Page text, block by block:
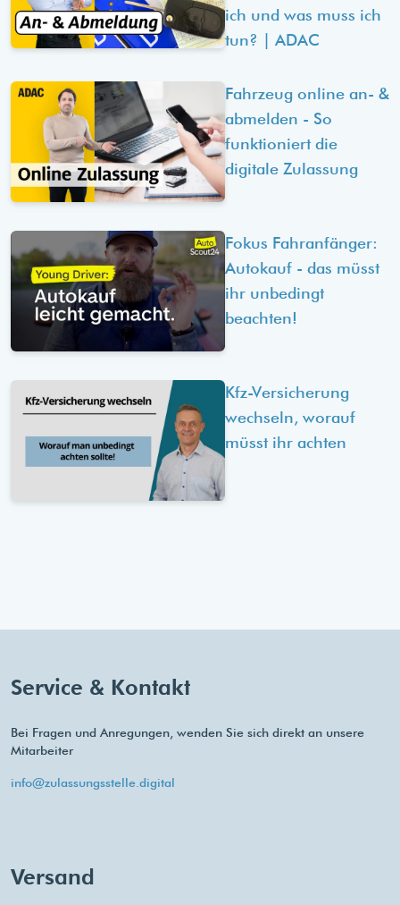
ich und was muss ich
tun? | ADAC
Fahrzeug online an- &
abmelden - So
funktioniert die
digitale Zulassung
Fokus Fahranfänger:
Autokauf - das müsst
ihr unbedingt
beachten!
Kfz-Versicherung
wechseln, worauf
müsst ihr achten
Service & Kontakt
Bei Fragen und Anregungen, wenden Sie sich direkt an unsere
Mitarbeiter
info@zulassungsstelle.digital
Versand